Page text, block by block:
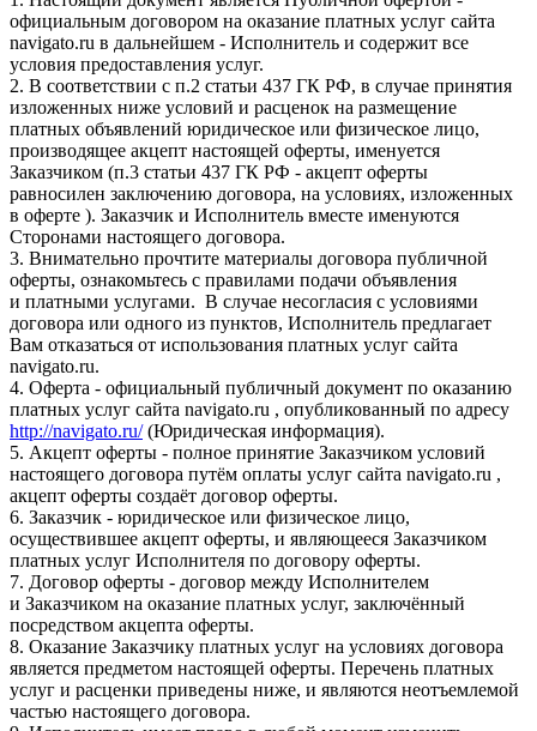
официальным договором на оказание платных услуг сайта
navigato.ru в дальнейшем - Исполнитель и содержит все
условия предоставления услуг.
2. В соответствии с п.2 статьи 437 ГК РФ, в случае принятия
изложенных ниже условий и расценок на размещение
платных объявлений юридическое или физическое лицо,
производящее акцепт настоящей оферты, именуется
Заказчиком (п.3 статьи 437 ГК РФ - акцепт оферты
равносилен заключению договора, на условиях, изложенных
в оферте ). Заказчик и Исполнитель вместе именуются
Сторонами настоящего договора.
3. Внимательно прочтите материалы договора публичной
оферты, ознакомьтесь с правилами подачи объявления
и платными услугами. В случае несогласия с условиями
договора или одного из пунктов, Исполнитель предлагает
Вам отказаться от использования платных услуг сайта
navigato.ru.
4. Оферта - официальный публичный документ по оказанию
платных услуг сайта navigato.ru , опубликованный по адресу
http://navigato.ru/(Юридическая информация).
5. Акцепт оферты - полное принятие Заказчиком условий
настоящего договора путём оплаты услуг сайта navigato.ru ,
акцепт оферты создаёт договор оферты.
6. Заказчик - юридическое или физическое лицо,
осуществившее акцепт оферты, и являющееся Заказчиком
платных услуг Исполнителя по договору оферты.
7. Договор оферты - договор между Исполнителем
и Заказчиком на оказание платных услуг, заключённый
посредством акцепта оферты.
8. Оказание Заказчику платных услуг на условиях договора
является предметом настоящей оферты. Перечень платных
услуг и расценки приведены ниже, и являются неотъемлемой
частью настоящего договора.